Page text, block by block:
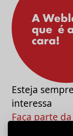
Esteja
interessa
Faça parte